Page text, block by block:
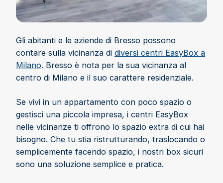
Gli abitanti e le aziende di Bresso possono
contare sulla vicinanza di diversi centri EasyBox a
Milano. Bresso è nota per la sua vicinanza al
centro di Milano e il suo carattere residenziale.
Se vivi in un appartamento con poco spazio o
gestisci una piccola impresa, i centri EasyBox
nelle vicinanze ti offrono lo spazio extra di cui hai
bisogno. Che tu stia ristrutturando, traslocando o
semplicemente facendo spazio, i nostri box sicuri
sono una soluzione semplice e pratica.